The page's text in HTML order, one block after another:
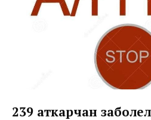
239 аткарчан